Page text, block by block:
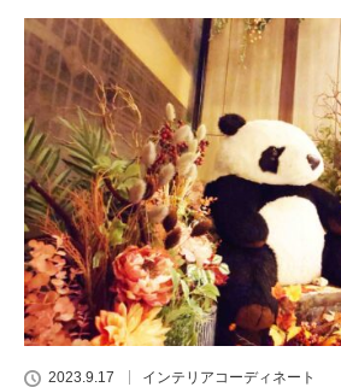
2023.9.17 インテリアコーディネート